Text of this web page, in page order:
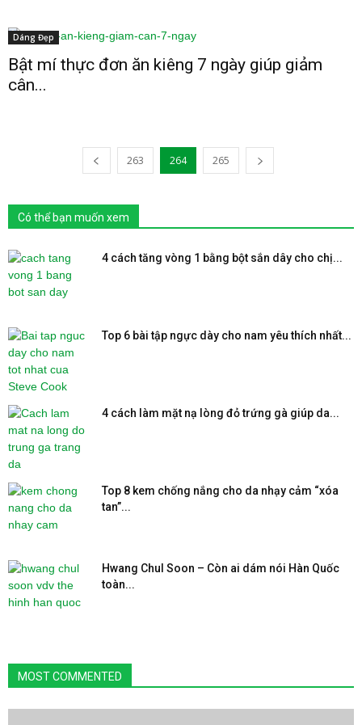
Dáng Đẹp
Bật mí thực đơn ăn kiêng 7 ngày giúp giảm
cân...
263 264 265
Có thể bạn muốn xem
4 cách tăng vòng 1 bằng bột sắn dây cho chị...
Top 6 bài tập ngực dày cho nam yêu thích nhất...
4 cách làm mặt nạ lòng đỏ trứng gà giúp da...
Top 8 kem chống nắng cho da nhạy cảm “xóa
tan”...
Hwang Chul Soon – Còn ai dám nói Hàn Quốc
toàn...
MOST COMMENTED